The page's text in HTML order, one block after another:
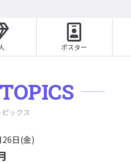
ポスター
ックス
日(金)